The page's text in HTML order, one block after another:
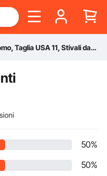
Isolati, Scarpe Protettive da Giardinaggio Leggero Durevole, per Produzione Agricoltura
50%
50%